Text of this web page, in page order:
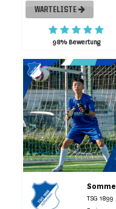
WARTELISTE
98% Bewertung
TSG